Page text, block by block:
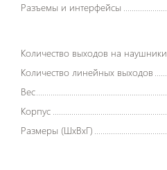
Разъемы и интерфейсы
Количество выходов на наушники
Количество линейных выходов
Вес
Корпус
Размеры (ШxВxГ)